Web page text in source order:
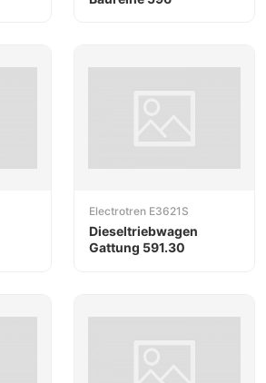
Electrotren E3621S
Dieseltriebwagen
Gattung 591.30